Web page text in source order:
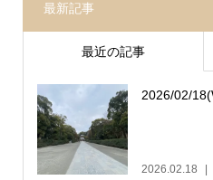
最新記事
最近の記事
2026/02/
2026.02.18